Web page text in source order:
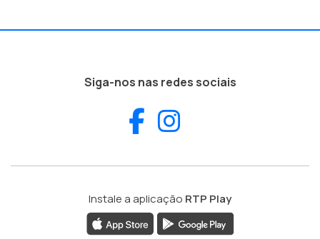
Siga-nos nas redes sociais
Facebook
Instale a aplicação RTP Play